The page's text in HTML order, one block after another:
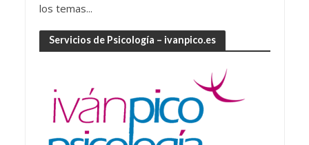
los temas...
Servicios de Psicología – ivanpico.es